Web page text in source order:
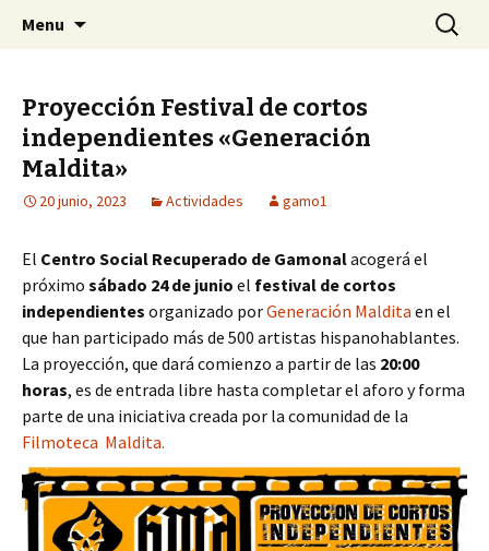
CSR Gamonal
Centro Social Recuperado Gamonal
Menu Buscar:
Proyección Festival de cortos
independientes «Generación
Maldita»
20 junio, 2023 Actividades gamo1
El Centro Social Recuperado de Gamonalacogerá el
próximo sábado 24 de junio el festival de cortos
independientes organizado porGeneración Maldita en el
que han participado más de 500 artistas hispanohablantes.
La proyección, que dará comienzo a partir de las 20:00
horas, es de entrada libre hasta completar el aforo y forma
parte de una iniciativa creada por la comunidad de la
Filmoteca Maldita.